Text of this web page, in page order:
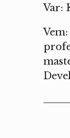
Var: